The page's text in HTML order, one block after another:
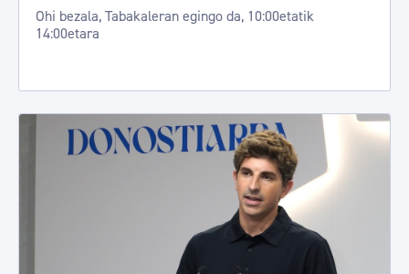
Ohi bezala, Tabakaleran egingo da, 10:00etatik
14:00etara